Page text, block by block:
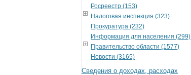
Росреестр (153)
Налоговая инспекция (323)
Прокуратура (232)
Информация для населения (299)
Правительство области (1577)
Новости (3165)
Сведения о доходах, расходах